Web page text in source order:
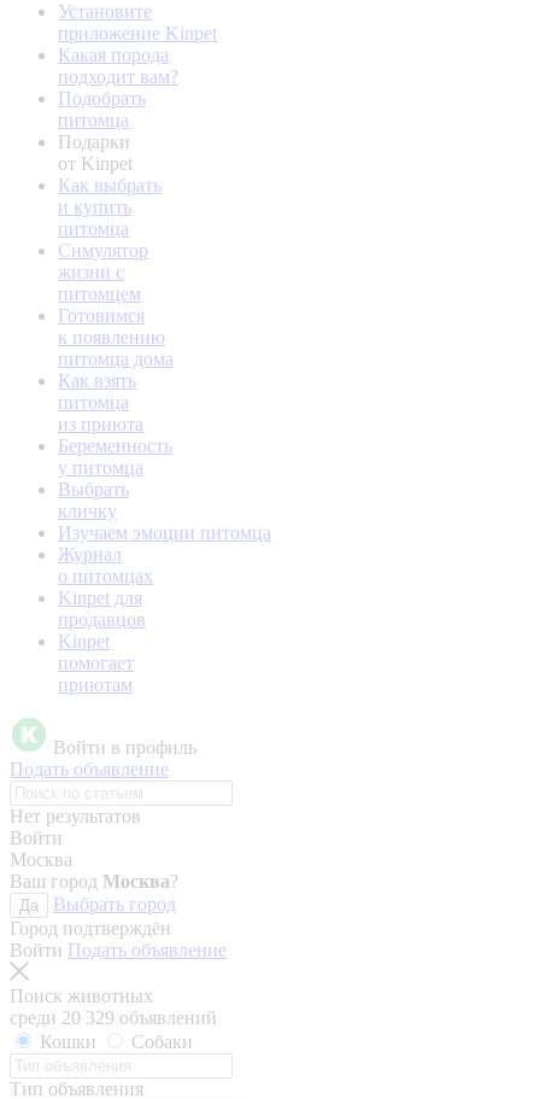
Установите
приложение Kinpet
Какая порода
подходит вам?
Подобрать
питомца
Подарки
от Kinpet
Как выбрать
и купить
питомца
Симулятор
жизни с
питомцем
Готовимся
к появлению
питомца дома
Как взять
питомца
из приюта
Беременность
у питомца
Выбрать
кличку
Изучаем эмоции питомца
Журнал
о питомцах
Kinpet для
продавцов
Kinpet
помогает
приютам
Войти в профиль
Подать объявление
Нет результатов
Войти
Москва
Ваш город Москва?
Да
Выбрать город
Город подтверждён
Войти Подать объявление
Поиск животных
среди 20 329 объявлений
Кошки
Собаки
Тип объявления